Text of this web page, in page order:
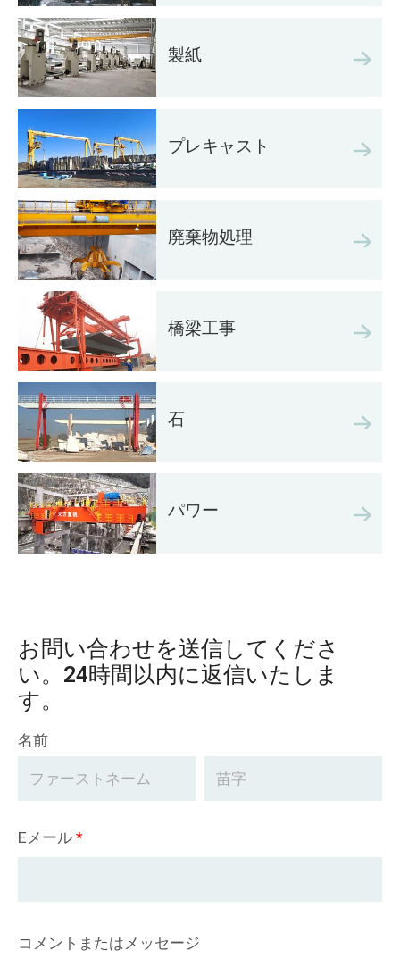
製紙
プレキャスト
廃棄物処理
橋梁工事
石
パワー
お問い合わせを送信してくださ
い。24時間以内に返信いたしま
す。
名前
Eメール*
コメントまたはメッセージ